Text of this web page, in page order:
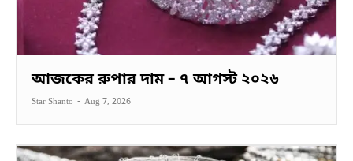
আজকের রুপার দাম – ৭ আগস্ট ২০২৬
Star Shanto - Aug 7, 2026